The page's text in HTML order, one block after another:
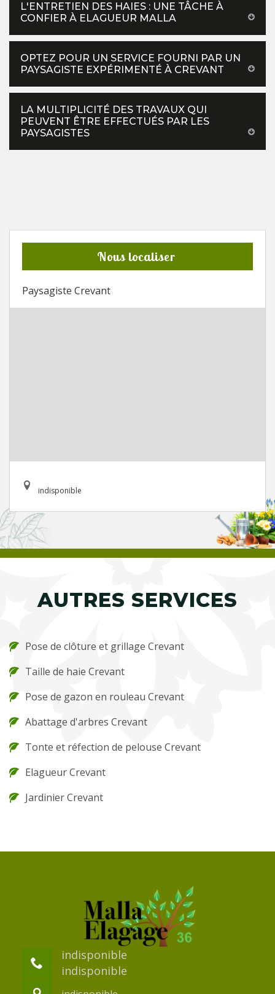
L'ENTRETIEN DES HAIES : UNE TÂCHE À
CONFIER À ELAGUEUR MALLA
OPTEZ POUR UN SERVICE FOURNI PAR UN
PAYSAGISTE EXPÉRIMENTÉ À CREVANT
LA MULTIPLICITÉ DES TRAVAUX QUI
PEUVENT ÊTRE EFFECTUÉS PAR LES
PAYSAGISTES
Nous localiser
Paysagiste Crevant
indisponible
AUTRES SERVICES
Pose de clôture et grillage Crevant
Taille de haie Crevant
Pose de gazon en rouleau Crevant
Abattage d'arbres Crevant
Tonte et réfection de pelouse Crevant
Elagueur Crevant
Jardinier Crevant
indisponible
indisponible